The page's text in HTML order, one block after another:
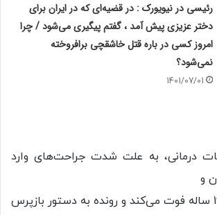
رئیسی در نیویورک : در قضیه‌ای که در ایران برای
دختر عزیزی پیش آمد ، گفتم پیگیری می‌شود / چرا
امروز کسی در باره قتل خاشقچی برافروخته
نمی‌شود؟
1401/07/01
درمانی، به علت شدت جراحت‌های وارد
و
سینه، این دختر 19 ساله فوت می‌كند و رونده به دستور بازپرس